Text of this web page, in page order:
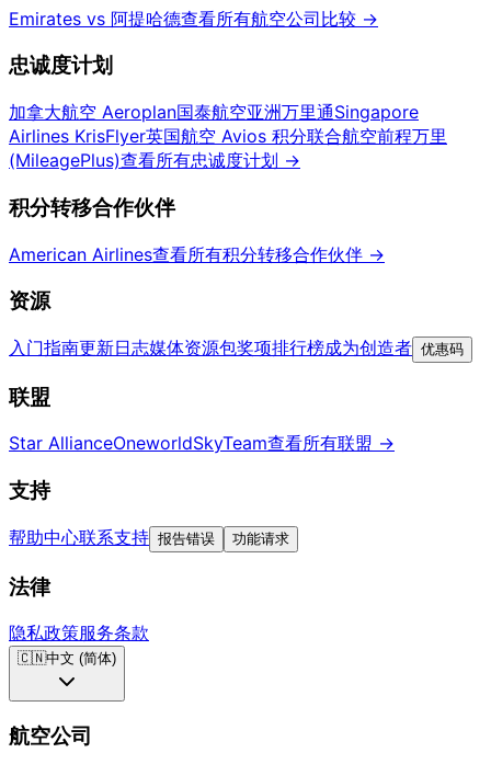
Emirates vs 阿提哈德查看所有航空公司比较 →
忠诚度计划
加拿大航空 Aeroplan国泰航空亚洲万里通Singapore
Airlines KrisFlyer英国航空 Avios 积分联合航空前程万里
(MileagePlus)查看所有忠诚度计划 →
积分转移合作伙伴
American Airlines查看所有积分转移合作伙伴 →
资源
入门指南更新日志媒体资源包奖项排行榜成为创造者 优惠码
联盟
Star AllianceOneworldSkyTeam查看所有联盟 →
支持
帮助中心联系支持 报告错误 功能请求
法律
隐私政策服务条款
🇨🇳中文 (简体)
航空公司